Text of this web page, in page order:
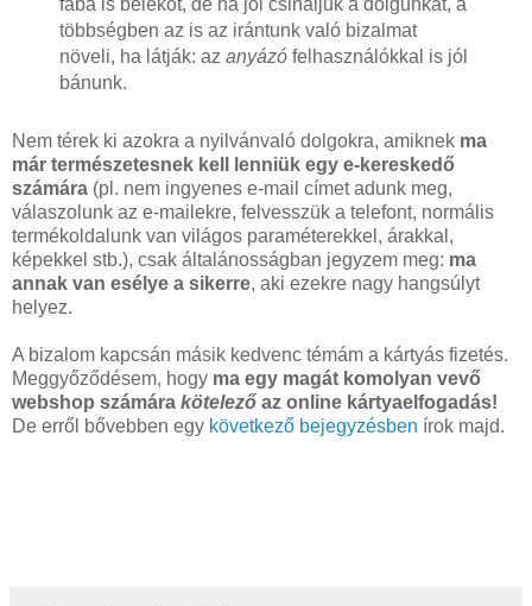
többségben az is az irántunk való bizalmat
növeli, ha látják: az anyázófelhasználókkal is jól
bánunk.
Nem térek ki azokra a nyilvánvaló dolgokra, amiknek ma
már természetesnek kell lenniük egy e-kereskedő
számára (pl. nem ingyenes e-mail címet adunk meg,
válaszolunk az e-mailekre, felvesszük a telefont, normális
termékoldalunk van világos paraméterekkel, árakkal,
képekkel stb.), csak általánosságban jegyzem meg: ma
annak van esélye a sikerre, aki ezekre nagy hangsúlyt
helyez.
A bizalom kapcsán másik kedvenc témám a kártyás fizetés.
Meggyőződésem, hogy ma egy magát komolyan vevő
webshop számára kötelező az online kártyaelfogadás!
De erről bővebben egy következő bejegyzésben írok majd.